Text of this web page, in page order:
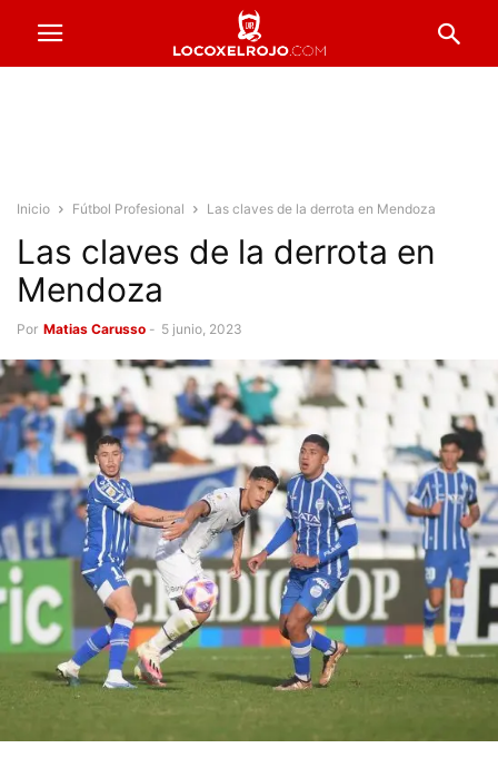
Inicio Fútbol Profesional Las claves de la derrota en Mendoza
Las claves de la derrota en
Mendoza
Por Matias Carusso - 5 junio, 2023